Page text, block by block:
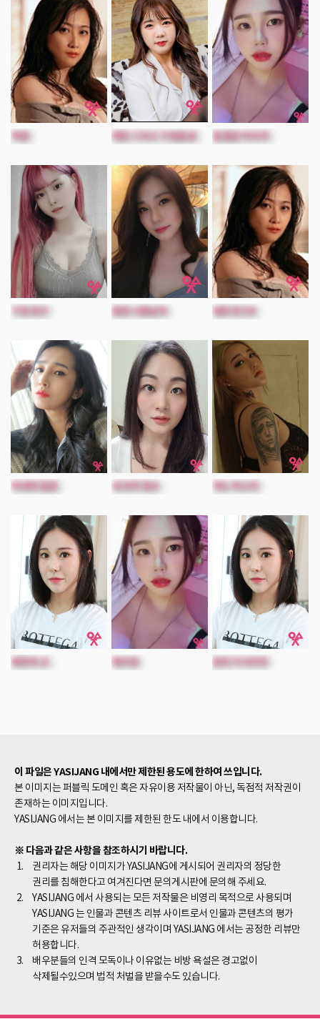
떡정 애인 그리고 구멍동생 질 좋은 마사지
구멍 친구 중독 나쁜남자 엄마 친구8
아내의 질문 내 안의 형수 섹스 마스터
애무의 신 옛사랑 둔덕 가시거리
이 파일은 YASIJANG 내에서만 제한된 용도에 한하여 쓰입니다.
본 이미지는 퍼블릭 도메인 혹은 자유이용 저작물이 아닌, 독점적 저작권이
존재하는 이미지입니다.
YASIJANG 에서는 본 이미지를 제한된 한도 내에서 이용합니다.
※ 다음과 같은 사항을 참조하시기 바랍니다.
권리자는 해당 이미지가 YASIJANG에 게시되어 권리자의 정당한
권리를 침해한다고 여겨진다면 문의게시판에 문의해 주세요.
YASIJANG 에서 사용되는 모든 저작물은 비영리 목적으로 사용되며
YASIJANG 는 인물과 콘텐츠 리뷰 사이트로서 인물과 콘텐츠의 평가
기준은 유저들의 주관적인 생각이며 YASIJANG 에서는 공정한 리뷰만
허용합니다.
배우분들의 인격 모독이나 이유없는 비방 욕설은 경고없이
삭제될수있으며 법적 처벌을 받을수도 있습니다.